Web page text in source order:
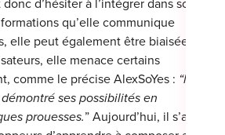
d’hésiter à l’intégrer dans son
qu’elle communique
elle peut également être biaisées et
elle menace certains
comme le précise AlexSoYes : “l’IA
ses possibilités en
prouesses.” Aujourd’hui, il s’agit